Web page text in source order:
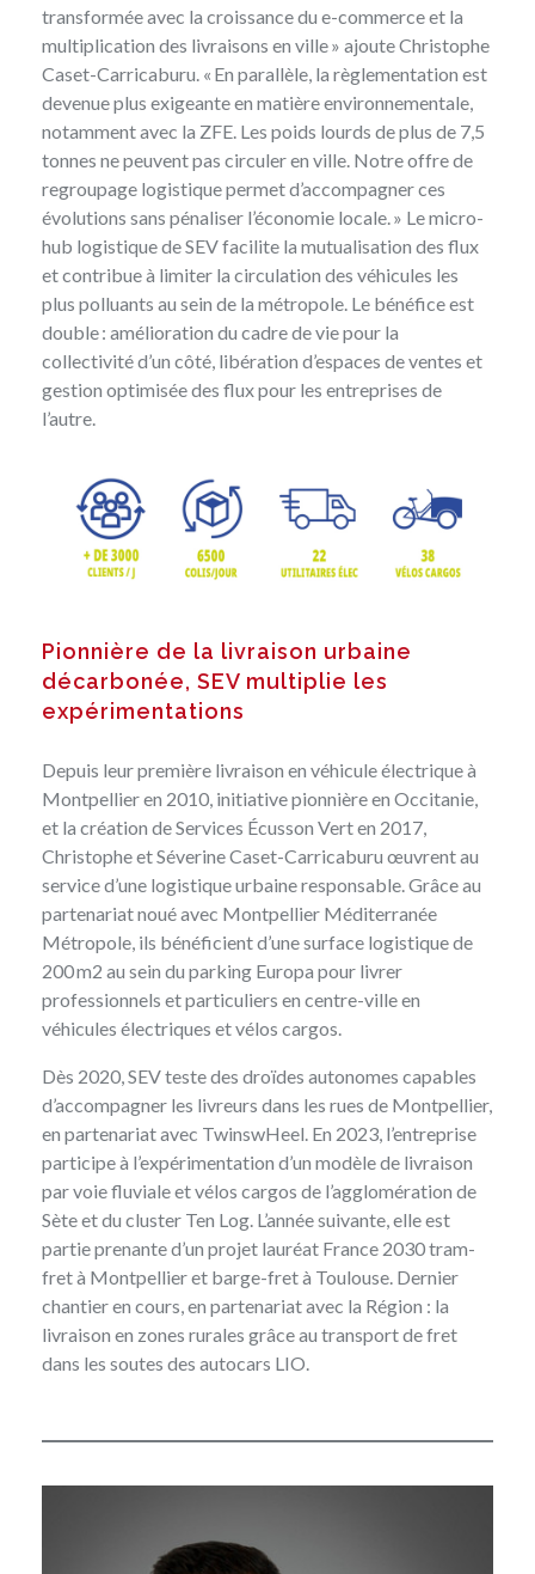
transformée avec la croissance du e-commerce et la
multiplication des livraisons en ville » ajoute Christophe
Caset-Carricaburu. « En parallèle, la règlementation est
devenue plus exigeante en matière environnementale,
notamment avec la ZFE. Les poids lourds de plus de 7,5
tonnes ne peuvent pas circuler en ville. Notre offre de
regroupage logistique permet d’accompagner ces
évolutions sans pénaliser l’économie locale. » Le micro-
hub logistique de SEV facilite la mutualisation des flux
et contribue à limiter la circulation des véhicules les
plus polluants au sein de la métropole. Le bénéfice est
double : amélioration du cadre de vie pour la
collectivité d’un côté, libération d’espaces de ventes et
gestion optimisée des flux pour les entreprises de
l’autre.
Pionnière de la livraison urbaine
décarbonée, SEV multiplie les
expérimentations
Depuis leur première livraison en véhicule électrique à
Montpellier en 2010, initiative pionnière en Occitanie,
et la création de Services Écusson Vert en 2017,
Christophe et Séverine Caset-Carricaburu œuvrent au
service d’une logistique urbaine responsable. Grâce au
partenariat noué avec Montpellier Méditerranée
Métropole, ils bénéficient d’une surface logistique de
200 m2 au sein du parking Europa pour livrer
professionnels et particuliers en centre-ville en
véhicules électriques et vélos cargos.
Dès 2020, SEV teste des droïdes autonomes capables
d’accompagner les livreurs dans les rues de Montpellier,
en partenariat avec TwinswHeel. En 2023, l’entreprise
participe à l’expérimentation d’un modèle de livraison
par voie fluviale et vélos cargos de l’agglomération de
Sète et du cluster Ten Log. L’année suivante, elle est
partie prenante d’un projet lauréat France 2030 tram-
fret à Montpellier et barge-fret à Toulouse. Dernier
chantier en cours, en partenariat avec la Région : la
livraison en zones rurales grâce au transport de fret
dans les soutes des autocars LIO.